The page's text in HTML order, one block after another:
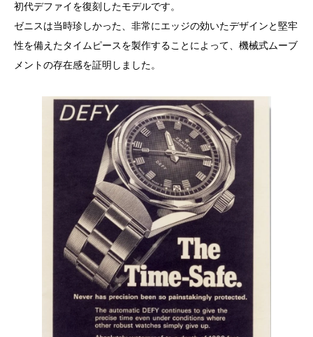
初代デファイを復刻したモデルです。
ゼニスは当時珍しかった、非常にエッジの効いたデザインと堅牢
性を備えたタイムピースを製作することによって、機械式ムーブ
メントの存在感を証明しました。